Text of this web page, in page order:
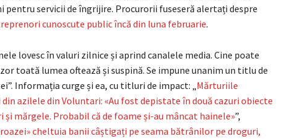
pentru servicii de îngrijire. Procurorii fuseseră alertați despre
cunoscute public încă din luna februarie.
lovesc în valuri zilnice și aprind canalele media. Cine poate
toată lumea oftează și suspină. Se impune unanim un titlu de
Informația curge și ea, cu titluri de impact: „ Mărturiile
azilele din Voluntari: «Au fost depistate în două cazuri obiecte
mărgele. Probabil că de foame și-au mâncat hainele»”,
cheltuia banii câștigați pe seama bătrânilor pe droguri,